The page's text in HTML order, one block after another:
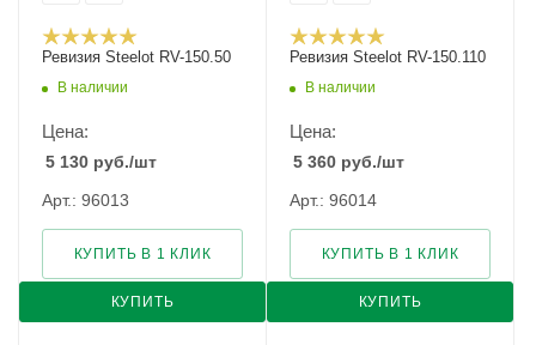
Ревизия Steelot RV-150.50
В наличии
Цена:
5 130 руб./шт
Арт.: 96013
КУПИТЬ
КУПИТЬ В 1 КЛИК
Ревизия Steelot RV-150.110
В наличии
Цена:
5 360 руб./шт
Арт.: 96014
КУПИТЬ
КУПИТЬ В 1 КЛИК